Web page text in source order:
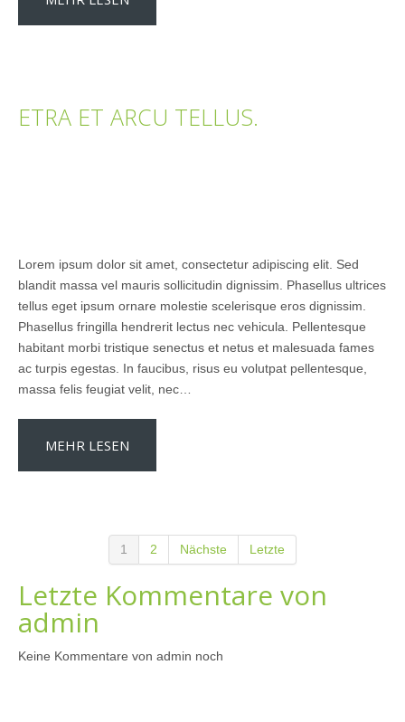
ETRA ET ARCU TELLUS.
Lorem ipsum dolor sit amet, consectetur adipiscing elit. Sed
blandit massa vel mauris sollicitudin dignissim. Phasellus ultrices
tellus eget ipsum ornare molestie scelerisque eros dignissim.
Phasellus fringilla hendrerit lectus nec vehicula. Pellentesque
habitant morbi tristique senectus et netus et malesuada fames
ac turpis egestas. In faucibus, risus eu volutpat pellentesque,
massa felis feugiat velit, nec…
MEHR LESEN
1 2 Nächste Letzte
Letzte Kommentare von
admin
Keine Kommentare von admin noch